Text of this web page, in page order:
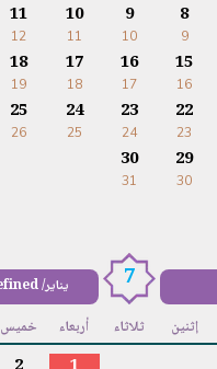
8
9
9
10
10
11
11
12
15
16
16
17
17
18
18
19
22
23
23
24
24
25
25
26
29
30
30
31
7 يناير/ undefined
إثنين ثلاثاء أربعاء خميس